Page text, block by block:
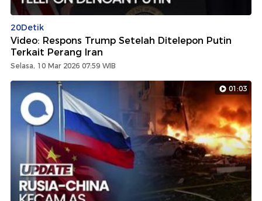
20Detik
Video: Respons Trump Setelah Ditelepon Putin
Terkait Perang Iran
Selasa, 10 Mar 2026 07:59 WIB
01:03